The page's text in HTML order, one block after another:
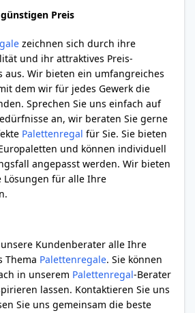
Preis
zeichnen sich durch ihre
und ihr attraktives Preis-
aus. Wir bieten ein umfangreiches
dem wir für jedes Gewerk die
Sprechen Sie uns einfach auf
an, wir beraten Sie gerne
Palettenregal für Sie. Sie bieten
und können individuell
angepasst werden. Wir bieten
Lösungen für alle Ihre
Kundenberater alle Ihre
Thema Palettenregale. Sie können
in unserem Palettenregal-Berater
lassen. Kontaktieren Sie uns
Sie uns gemeinsam die beste